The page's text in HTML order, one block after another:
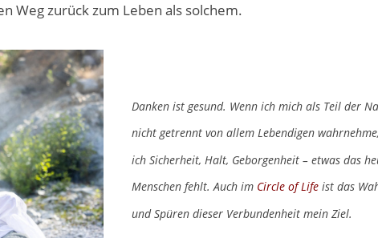
Weg zurück zum Leben als solchem.
Danken ist gesund. Wenn ich mich als Teil der
nicht getrennt von allem Lebendigen
ich Sicherheit, Halt, Geborgenheit – etwas das
Menschen fehlt.Auch im Circle of Life ist das
und Spüren dieser Verbundenheit mein Ziel.